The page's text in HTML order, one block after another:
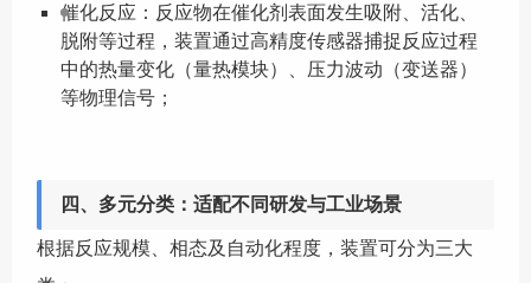
催化反应：反应物在催化剂表面发生吸附、活化、
脱附等过程，装置通过高精度传感器捕捉反应过程
中的热量变化（量热模块）、压力波动（变送器）
等物理信号；
四、多元分类：适配不同研发与工业场景
根据反应规模、相态及自动化程度，装置可分为三大